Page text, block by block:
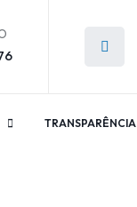
TRANSPARÊNCIA